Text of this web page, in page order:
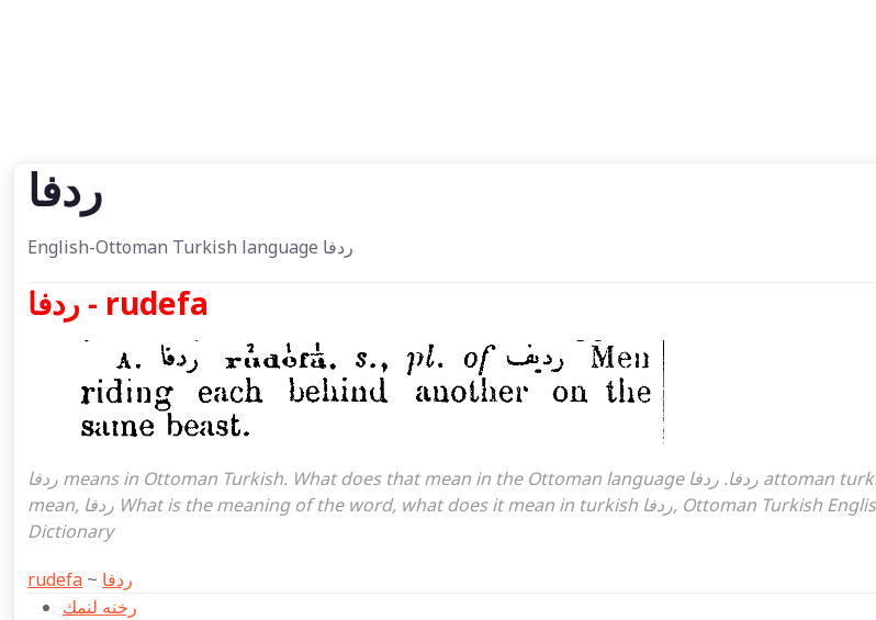
ردفا
English-Ottoman Turkish language ردفا
ردفا - rudefa
ردفا means in Ottoman Turkish. What does that mean in the Ottoman language ردفا. ردفا attoman turkish I
mean, ردفا What is the meaning of the word, what does it mean in turkish ردفا, Ottoman Turkish English
Dictionary
rudefa ~ ردفا
رخنه لنمك